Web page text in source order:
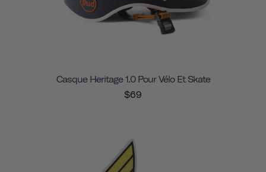
Casque Heritage 1.0 Pour Vélo Et Skate
$69